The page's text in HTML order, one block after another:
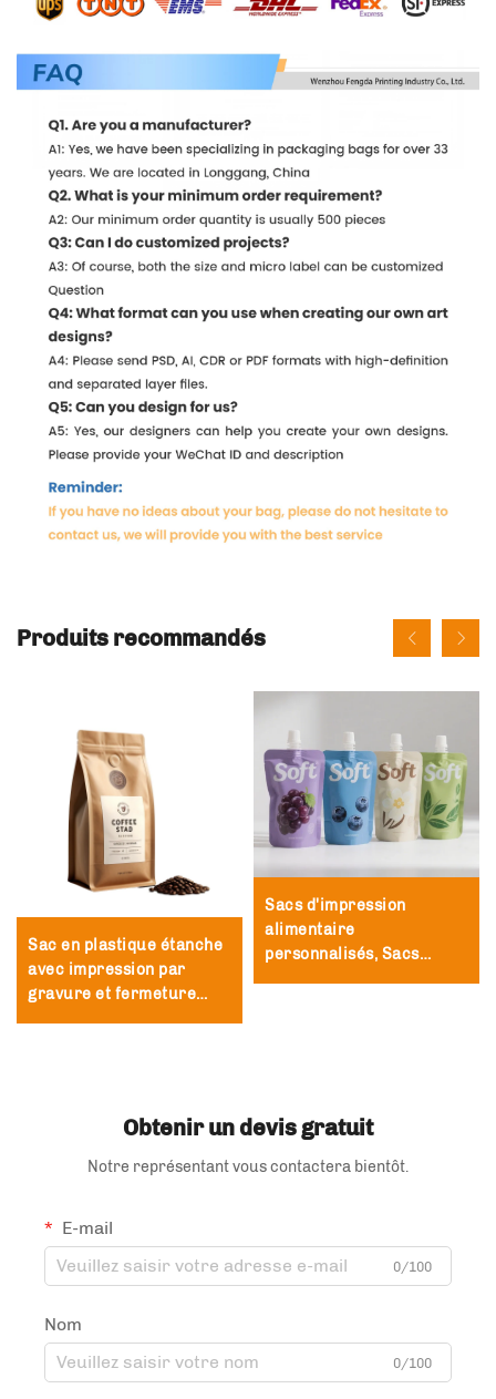
Produits recommandés
Sac en plastique étanche
avec impression par
gravure et fermeture
Sacs d'impression
alimentaire
personnalisés, Sacs
Obtenir un devis gratuit
Notre représentant vous contactera bientôt.
E-mail
0/100
Nom
0/100